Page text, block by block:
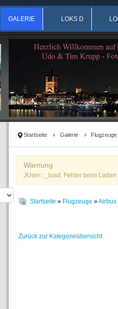
GALERIE LOKS D
Startseite Galerie Flugzeuge
Warnung
JUser: :_load: Fehler beim
Startseite » Flugzeuge »Airbus
Zurück zur Kategorieübersicht